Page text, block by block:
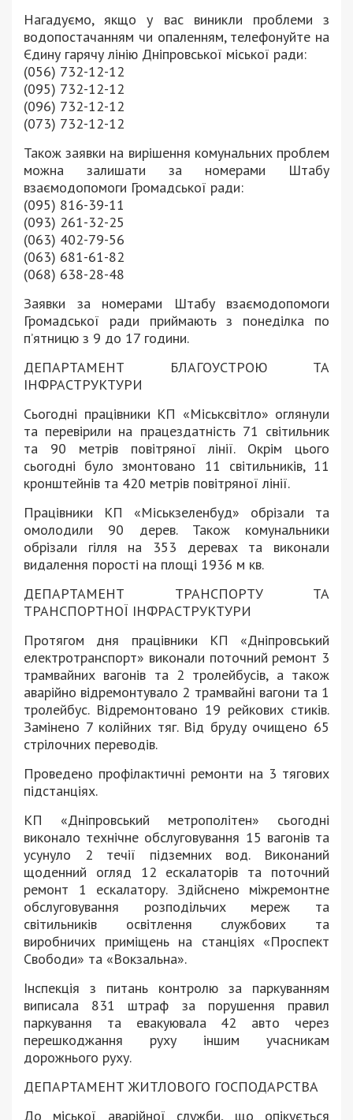
Нагадуємо, якщо у вас виникли проблеми з
водопостачанням чи опаленням, телефонуйте на
Єдину гарячу лінію Дніпровської міської ради:
(056) 732-12-12
(095) 732-12-12
(096) 732-12-12
(073) 732-12-12
Також заявки на вирішення комунальних проблем
можна залишати за номерами Штабу
взаємодопомоги Громадської ради:
(095) 816-39-11
(093) 261-32-25
(063) 402-79-56
(063) 681-61-82
(068) 638-28-48
Заявки за номерами Штабу взаємодопомоги
Громадської ради приймають з понеділка по
п’ятницю з 9 до 17 години.
ДЕПАРТАМЕНТ БЛАГОУСТРОЮ ТА
ІНФРАСТРУКТУРИ
Сьогодні працівники КП «Міськсвітло» оглянули
та перевірили на працездатність 71 світильник
та 90 метрів повітряної лінії. Окрім цього
сьогодні було змонтовано 11 світильників, 11
кронштейнів та 420 метрів повітряної лінії.
Працівники КП «Міськзеленбуд» обрізали та
омолодили 90 дерев. Також комунальники
обрізали гілля на 353 деревах та виконали
видалення порості на площі 1936 м кв.
ДЕПАРТАМЕНТ ТРАНСПОРТУ ТА
ТРАНСПОРТНОЇ ІНФРАСТРУКТУРИ
Протягом дня працівники КП «Дніпровський
електротранспорт» виконали поточний ремонт 3
трамвайних вагонів та 2 тролейбусів, а також
аварійно відремонтувало 2 трамвайні вагони та 1
тролейбус. Відремонтовано 19 рейкових стиків.
Замінено 7 колійних тяг. Від бруду очищено 65
стрілочних переводів.
Проведено профілактичні ремонти на 3 тягових
підстанціях.
КП «Дніпровський метрополітен» сьогодні
виконало технічне обслуговування 15 вагонів та
усунуло 2 течії підземних вод. Виконаний
щоденний огляд 12 ескалаторів та поточний
ремонт 1 ескалатору. Здійснено міжремонтне
обслуговування розподільчих мереж та
світильників освітлення службових та
виробничих приміщень на станціях «Проспект
Свободи» та «Вокзальна».
Інспекція з питань контролю за паркуванням
виписала 831 штраф за порушення правил
паркування та евакуювала 42 авто через
перешкоджання руху іншим учасникам
дорожнього руху.
ДЕПАРТАМЕНТ ЖИТЛОВОГО ГОСПОДАРСТВА
До міської аварійної служби, що опікується